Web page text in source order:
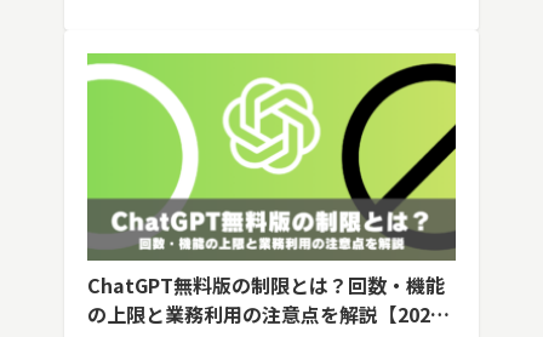
ChatGPT無料版の制限とは？回数・機能
の上限と業務利用の注意点を解説【2026